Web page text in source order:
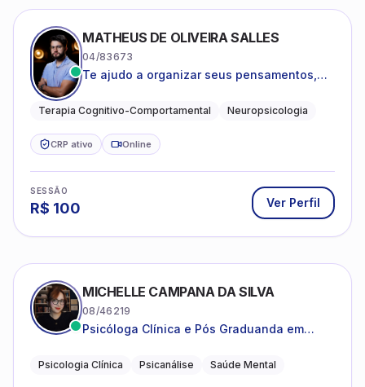
MATHEUS DE OLIVEIRA SALLES
04/83673
Te ajudo a organizar seus pensamentos,
clareza e sentido, com uma terapia
Terapia Cognitivo-Comportamental Neuropsicologia
CRP ativo Online
SESSÃO
R$ 100 Ver Perfil
MICHELLE CAMPANA DA SILVA
08/46219
Psicóloga Clínica e Pós Graduanda em
Psicologia Clínica Psicanálise Saúde Mental